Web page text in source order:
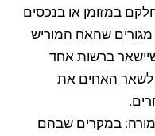
במזומן או בנכסים
שהאח המוריש
ברשות אחד
לשאר האחים את
במקרים שבהם